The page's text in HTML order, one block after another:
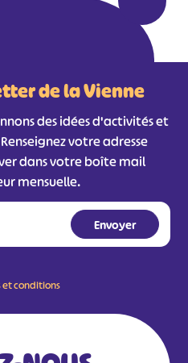
de la Vienne
des idées d'activités et
votre adresse
dans votre boîte mail
mensuelle.
et conditions